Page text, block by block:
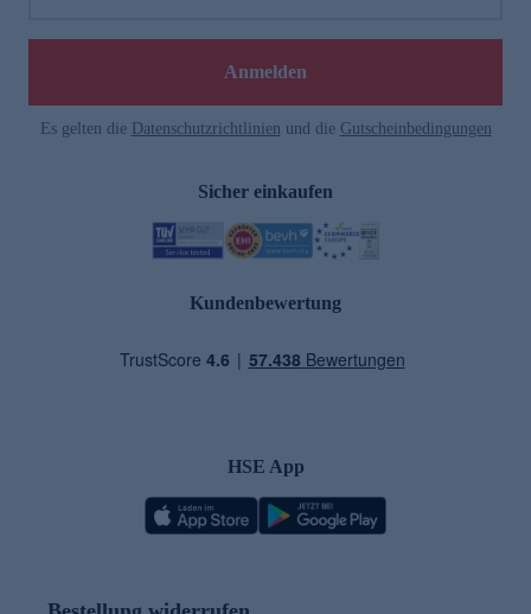
Anmelden
Es gelten die Datenschutzrichtlinien und die Gutscheinbedingungen
Sicher einkaufen
Kundenbewertung
HSE App